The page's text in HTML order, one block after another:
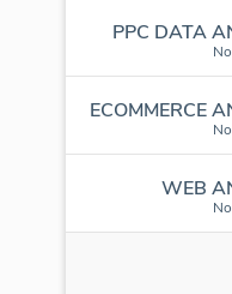
PPC DATA
ECOMMERCE
WEB